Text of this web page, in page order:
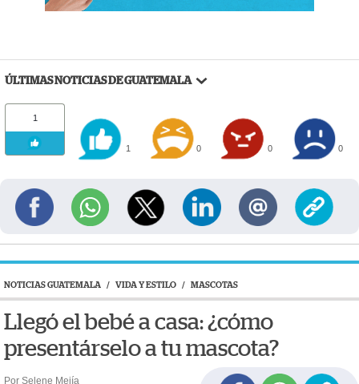
ÚLTIMAS NOTICIAS DE GUATEMALA
1
1 0 0 0
NOTICIAS GUATEMALA / VIDA Y ESTILO / MASCOTAS
Llegó el bebé a casa: ¿cómo
presentárselo a tu mascota?
Por Selene Mejía